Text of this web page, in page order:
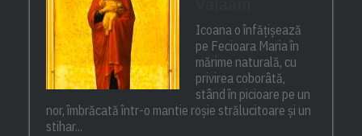
Icoana o înfățișează
pe Fecioara Maria în
mărime naturală, cu
privirea coborâtă,
stând în picioare pe un
nor, îmbrăcată într-o mantie roșie strălucitoare și un
stihar...